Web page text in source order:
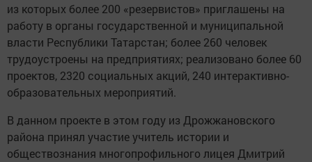
из которых более 200 «резервистов» приглашены на
работу в органы государственной и муниципальной
власти Республики Татарстан; более 260 человек
трудоустроены на предприятиях; реализовано более 60
проектов, 2320 социальных акций, 240 интерактивно-
образовательных мероприятий.
В данном проекте в этом году из Дрожжановского
района принял участие учитель истории и
обществознания многопрофильного лицея Дмитрий